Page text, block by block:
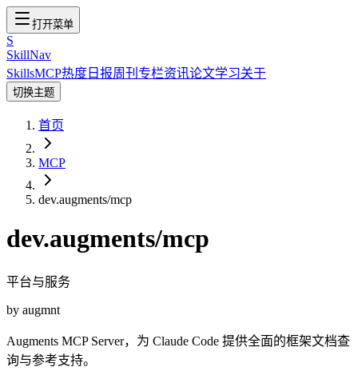
打开菜单
S
SkillNav
SkillsMCP热度 日报周刊 专栏资讯论文学习关于
切换主题
首页
MCP
dev.augments/mcp
dev.augments/mcp
平台与服务
by augmnt
Augments MCP Server，为 Claude Code 提供全面的框架文档查
询与参考支持。